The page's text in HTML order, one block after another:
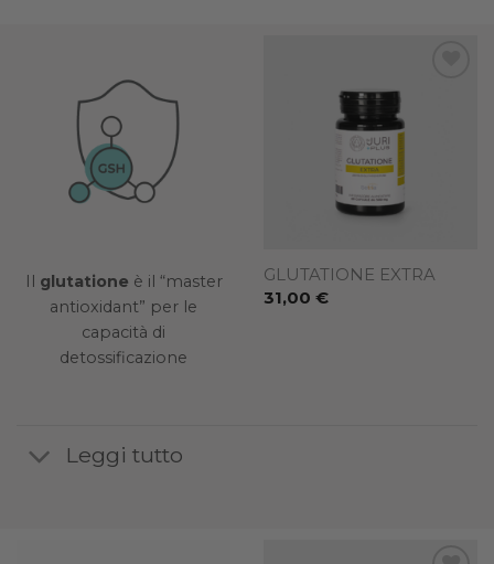
Il glutatione è il “master
antioxidant” per le
capacità di
detossificazione
GLUTATIONE EXTRA
31,00 €
VITAMINA C Golden-
Complex Booster
87,00€ Il
prezzo
originale
era:
69,60 €Il
Leggi tutto